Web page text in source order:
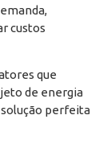
custos
que
de energia
solução perfeita